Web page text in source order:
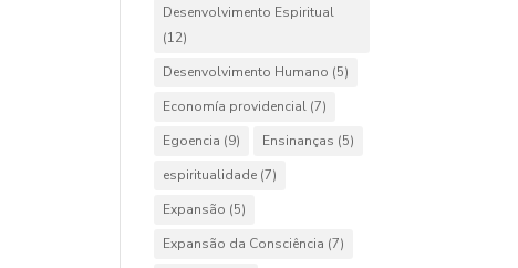
Desenvolvimento Espiritual
(12)
Desenvolvimento Humano (5)
Economía providencial (7)
Egoencia (9) Ensinanças (5)
espiritualidade (7)
Expansão (5)
Expansão da Consciência (7)